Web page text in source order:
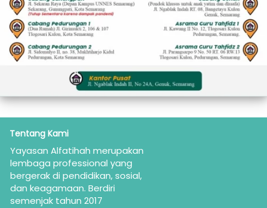
Tentang Kami
Yayasan Alfatihah merupakan
lembaga professional yang
bergerak di pendidikan, sosial,
dan keagamaan. Berdiri
semenjak tahun 2017